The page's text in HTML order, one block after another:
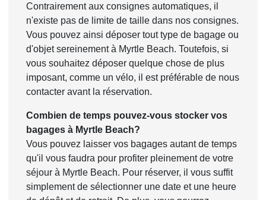
Contrairement aux consignes automatiques, il
n'existe pas de limite de taille dans nos consignes.
Vous pouvez ainsi déposer tout type de bagage ou
d'objet sereinement à Myrtle Beach. Toutefois, si
vous souhaitez déposer quelque chose de plus
imposant, comme un vélo, il est préférable de nous
contacter avant la réservation.
Combien de temps pouvez-vous stocker vos
bagages à Myrtle Beach?
Vous pouvez laisser vos bagages autant de temps
qu'il vous faudra pour profiter pleinement de votre
séjour à Myrtle Beach. Pour réserver, il vous suffit
simplement de sélectionner une date et une heure